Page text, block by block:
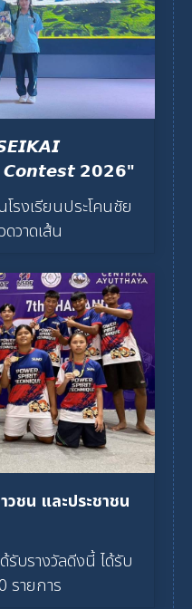
𝘾𝙤𝙣𝙩𝙚𝙨𝙩 𝟮𝟬𝟮𝟲"
รงเรียนประโคนชัย
วาดเส้น
วชน และประชาชน
รับรางวัลดีงนี้ ได้รับ
รายการ